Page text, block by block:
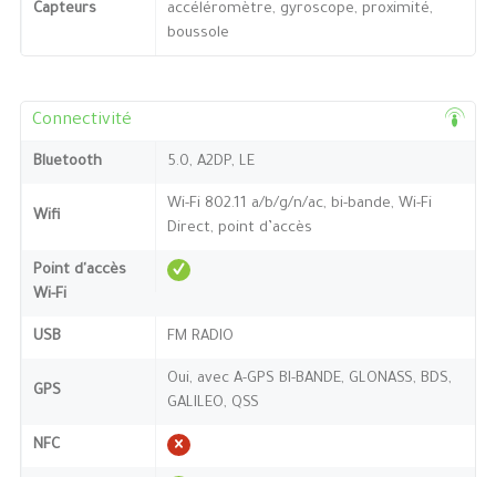
Capteurs
accéléromètre, gyroscope, proximité,
boussole
Connectivité
Bluetooth 5.0, A2DP, LE
Wifi
Wi-Fi 802.11 a/b/g/n/ac, bi-bande, Wi-Fi
Direct, point d’accès
Point d'accès
Wi-Fi
USB FM RADIO
GPS
Oui, avec A-GPS BI-BANDE, GLONASS, BDS,
GALILEO, QSS
NFC